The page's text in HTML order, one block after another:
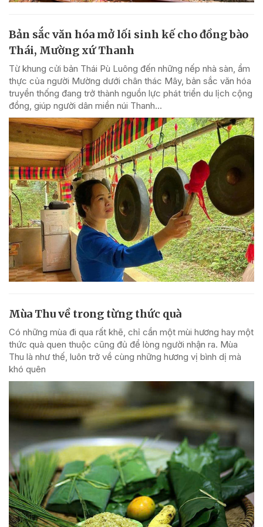
Bản sắc văn hóa mở lối sinh kế cho đồng bào
Thái, Mường xứ Thanh
Từ khung cửi bản Thái Pù Luông đến những nếp nhà sàn, ẩm
thực của người Mường dưới chân thác Mây, bản sắc văn hóa
truyền thống đang trở thành nguồn lực phát triển du lịch cộng
đồng, giúp người dân miền núi Thanh...
Mùa Thu về trong từng thức quà
Có những mùa đi qua rất khẽ, chỉ cần một mùi hương hay một
thức quà quen thuộc cũng đủ để lòng người nhận ra. Mùa
Thu là như thế, luôn trở về cùng những hương vị bình dị mà
khó quên